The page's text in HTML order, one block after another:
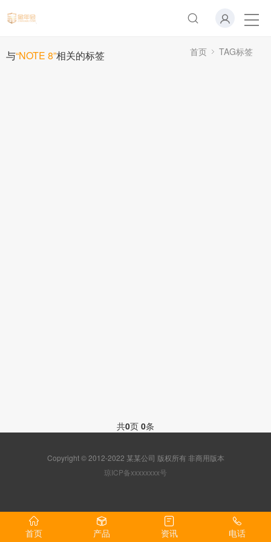
与“NOTE 8”相关的标签 首页 TAG标签
共0页 0条
Copyright © 2012-2022 某某公司 版权所有 非商用版本
琼ICP备xxxxxxxx号
首页 产品 资讯 电话